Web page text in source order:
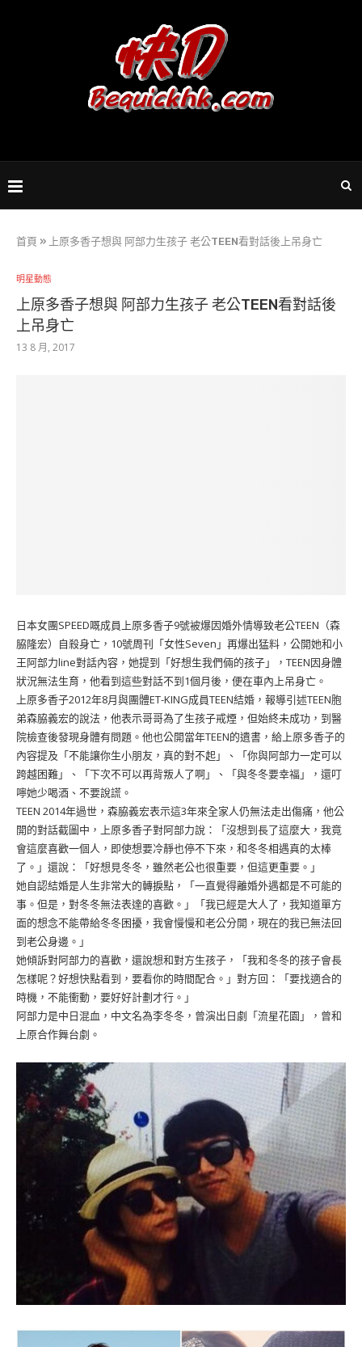
首頁 » 上原多香子想與 阿部力生孩子 老公TEEN看對話後上吊身亡
明星動態
上原多香子想與 阿部力生孩子 老公TEEN看對話後
上吊身亡
13 8 月, 2017
日本女團SPEED嘅成員上原多香子9號被爆因婚外情導致老公TEEN（森
脇隆宏）自殺身亡，10號周刊「女性Seven」再爆出猛料，公開她和小
王阿部力line對話內容，她提到「好想生我們倆的孩子」，TEEN因身體
狀況無法生育，他看到這些對話不到1個月後，便在車內上吊身亡。
上原多香子2012年8月與團體ET-KING成員TEEN結婚，報導引述TEEN胞
弟森脇義宏的說法，他表示哥哥為了生孩子戒煙，但始終未成功，到醫
院檢查後發現身體有問題。他也公開當年TEEN的遺書，給上原多香子的
內容提及「不能讓你生小朋友，真的對不起」、「你與阿部力一定可以
跨越困難」、「下次不可以再背叛人了啊」、「與冬冬要幸福」，還叮
嚀她少喝酒、不要說謊。
TEEN 2014年過世，森脇義宏表示這3年來全家人仍無法走出傷痛，他公
開的對話截圖中，上原多香子對阿部力說：「沒想到長了這麼大，我竟
會這麼喜歡一個人，即使想要冷靜也停不下來，和冬冬相遇真的太棒
了。」還說：「好想見冬冬，雖然老公也很重要，但這更重要。」
她自認結婚是人生非常大的轉捩點，「一直覺得離婚外遇都是不可能的
事。但是，對冬冬無法表達的喜歡。」「我已經是大人了，我知道單方
面的想念不能帶給冬冬困擾，我會慢慢和老公分開，現在的我已無法回
到老公身邊。」
她傾訴對阿部力的喜歡，還說想和對方生孩子，「我和冬冬的孩子會長
怎樣呢？好想快點看到，要看你的時間配合。」對方回：「要找適合的
時機，不能衝動，要好好計劃才行。」
阿部力是中日混血，中文名為李冬冬，曾演出日劇「流星花園」，曾和
上原合作舞台劇。